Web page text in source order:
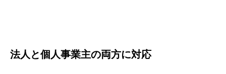
法人と個人事業主の両方に対応